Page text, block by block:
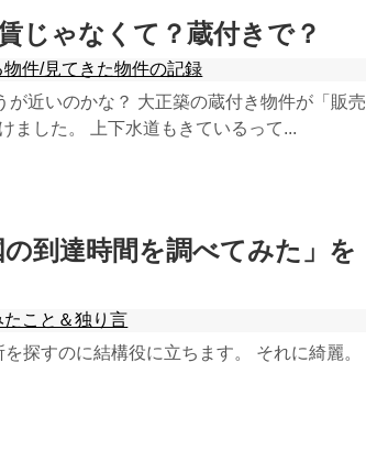
じゃなくて？蔵付きで？
物件/見てきた物件の記録
が近いのかな？ 大正築の蔵付き物件が「販売
ました。 上下水道もきているって...
到達時間を調べてみた」を
たこと＆独り言
探すのに結構役に立ちます。 それに綺麗。